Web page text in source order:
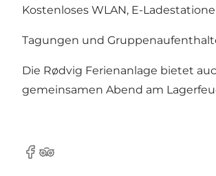
Kostenloses WLAN, E-
Tagungen und
Die Rødvig Ferienanlage bietet
gemeinsamen Abend am
Facebook
TripAdvisor